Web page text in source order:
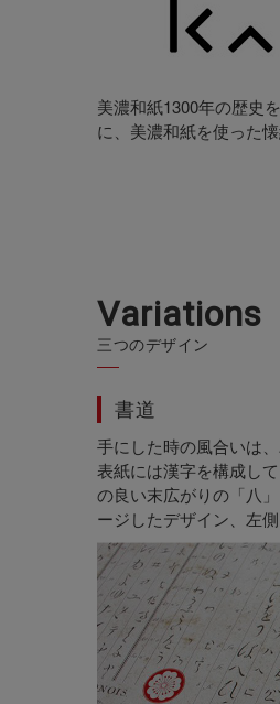
美濃和紙1300年の歴史
に、美濃和紙を使った
Variations
三つのデザイン
書道
手にした時の風合いは
表紙には漢字を構成し
の良い末広がりの「八
ージしたデザイン、左